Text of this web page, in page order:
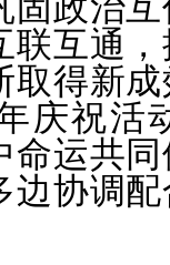
联互通
取得新
庆祝活
命运共
边协调